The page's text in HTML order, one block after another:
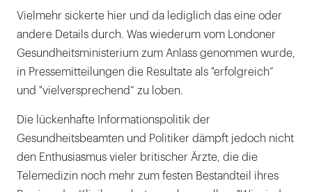
Vielmehr sickerte hier und da lediglich das eine oder
andere Details durch. Was wiederum vom Londoner
Gesundheitsministerium zum Anlass genommen wurde,
in Pressemitteilungen die Resultate als "erfolgreich“
und "vielversprechend“ zu loben.
Die lückenhafte Informationspolitik der
Gesundheitsbeamten und Politiker dämpft jedoch nicht
den Enthusiasmus vieler britischer Ärzte, die die
Telemedizin noch mehr zum festen Bestandteil ihres